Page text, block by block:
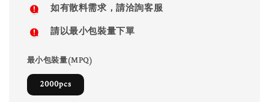
如有散料需求，請洽詢客服
請以最小包裝量下單
最小包裝量(MPQ)
2000pcs